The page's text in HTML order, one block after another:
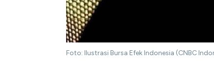
Foto: Ilustrasi Bursa Efek Indonesia (CNBC